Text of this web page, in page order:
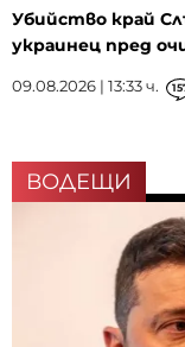
Убийство край
украинец пред
09.08.2026 | 13:33 ч.
ВОДЕЩИ